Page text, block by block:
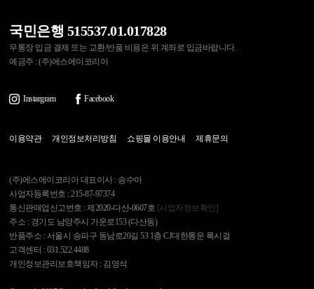
국민은행 515537.01.017828
무통장 입금 결제 또는 교환/반품 비용은 위 계좌로 입금바랍니다.
예금주 : (주)에스에이코리아
Instargram Facebook
이용약관 개인정보처리방침 쇼핑몰 이용안내 제휴문의
(주)에스에이코리아 대표이사 : 송수아
사업자등록번호 : 215-87-97374
통신판매업신고번호 : 제2020-다산-0607호 [사업자정보확인]
주소 : 경기도 남양주시 가운로153 (다산동)
반품주소 : 서울시 송파구 동남로20길 53 1층 CJ대한통운 록시걸
고객센터 : 031.522.4488
개인정보관리보호책임자 : 김영석